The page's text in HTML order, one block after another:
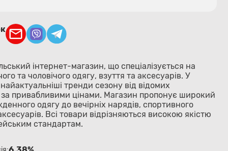
інтернет-магазин, що спеціалізується на
та чоловічого одягу, взуття та аксесуарів. У
тренди сезону від відомих
привабливими цінами. Магазин пропонує широкий
одягу до вечірніх нарядів, спортивного
Всі товари відрізняються високою якістю
стандартам.